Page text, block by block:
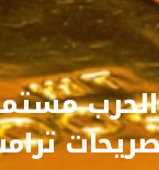
الحرب